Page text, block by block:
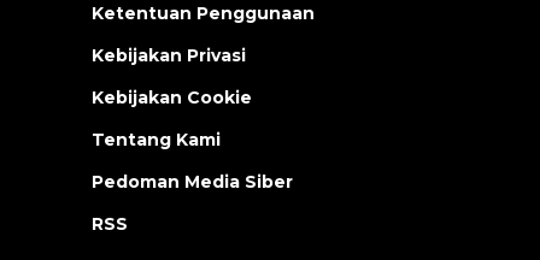
Ketentuan Penggunaan
Kebijakan Privasi
Kebijakan Cookie
Tentang Kami
Pedoman Media Siber
RSS